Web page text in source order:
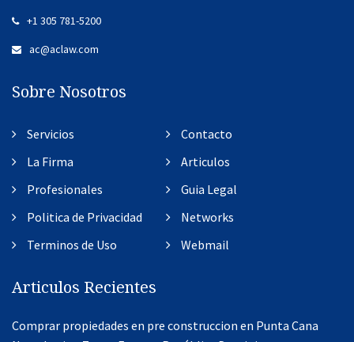
+1 305 781-5200
ac@aclaw.com
Sobre Nosotros
Servicios
La Firma
Profesionales
Politica de Privacidad
Terminos de Uso
Contacto
Articulos
Guia Legal
Networks
Webmail
Articulos Recientes
Comprar propiedades en pre construccion en Punta Cana